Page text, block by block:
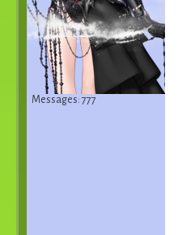
Messages: 777